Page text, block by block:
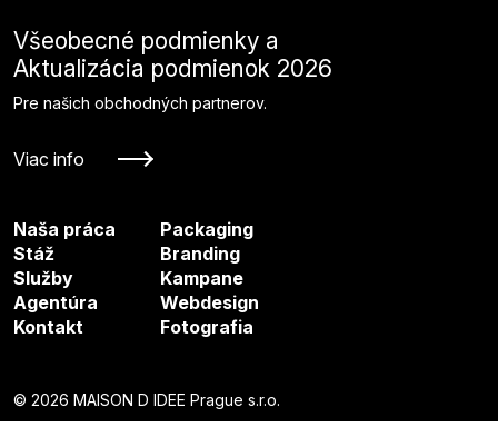
Všeobecné podmienky a
Aktualizácia podmienok 2026
Pre našich obchodných partnerov.
Viac info
Naša práca
Stáž
Služby
Agentúra
Kontakt
Packaging
Branding
Kampane
Webdesign
Fotografia
© 2026 MAISON D IDEE Prague s.r.o.